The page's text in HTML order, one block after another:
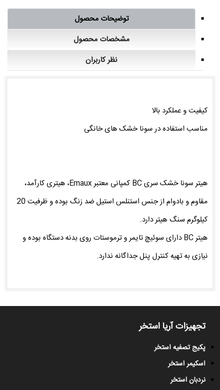
توضیحات محصول
مشخصات محصول
نظر کاربران
کیفیت و عملکرد بالا
مناسب استفاده در سونا خشک های خانگی
هیتر سونا خشک سری BC کمپانی معتبر Emaux، هیتری کارآمد،
مقاوم و بادوام از جنس استنلس استیل ضد زنگ بوده و ظرفیت 20
کیلوگرم سنگ هیتر دارد.
هیتر BC دارای سوئیچ تایمر و ترموستات روی بدنه دستگاه بوده و
نیازی به تهیه کنترل پنل جداگانه ندارد.
تجهیزات آریا استخر
پکیج تصفیه استخر
اسکیمر استخر
نردبان استخر